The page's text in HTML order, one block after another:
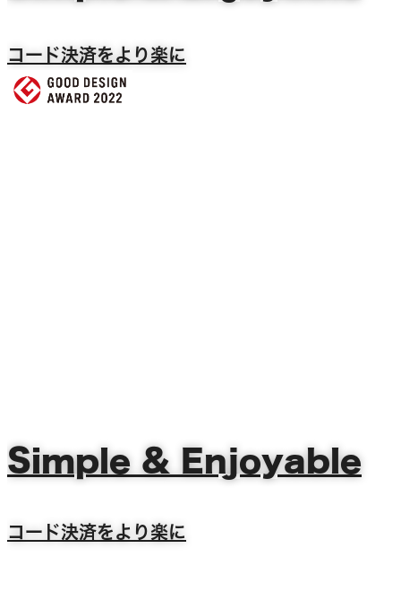
コード決済をより楽に
Simple & Enjoyable
コード決済をより楽に